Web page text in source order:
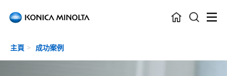
Skip to main content
主頁 成功案例